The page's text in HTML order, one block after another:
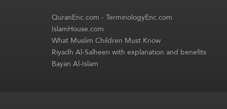
QuranEnc.com-TerminologyEnc.com
IslamHouse.com
What Muslim Children Must Know
Riyadh Al-Salheen with explanation and benefits
Bayan Al-Islam